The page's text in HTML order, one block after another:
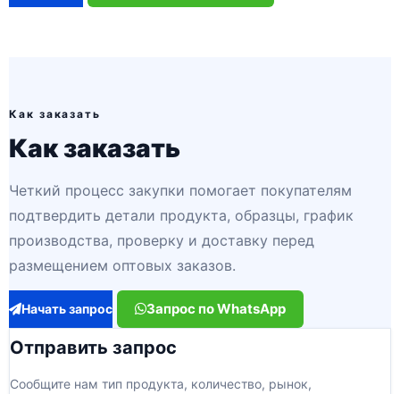
Как заказать
Как заказать
Четкий процесс закупки помогает покупателям
подтвердить детали продукта, образцы, график
производства, проверку и доставку перед
размещением оптовых заказов.
Начать запрос Запрос по WhatsApp
Отправить запрос
Сообщите нам тип продукта, количество, рынок,